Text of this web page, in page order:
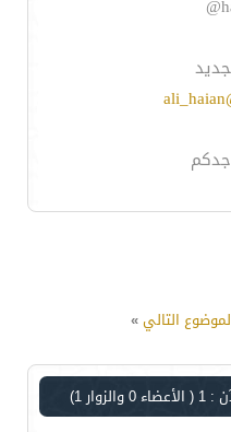
التالي»
: 1 ( الأعضاء 0 والزوار 1)